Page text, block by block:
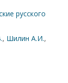
русского
, Шилин А.И.,